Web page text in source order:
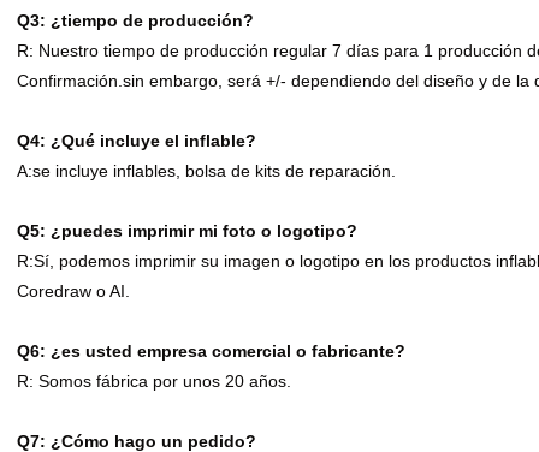
Q3: ¿tiempo de producción?
R: Nuestro tiempo de producción regular 7 días para 1 producción
Confirmación.sin embargo, será +/- dependiendo del diseño y de la
Q4: ¿Qué incluye el inflable?
A:se incluye inflables, bolsa de kits de reparación.
Q5: ¿puedes imprimir mi foto o logotipo?
R:Sí, podemos imprimir su imagen o logotipo en los productos
Coredraw o AI.
Q6: ¿es usted empresa comercial o fabricante?
R: Somos fábrica por unos 20 años.
Q7: ¿Cómo hago un pedido?